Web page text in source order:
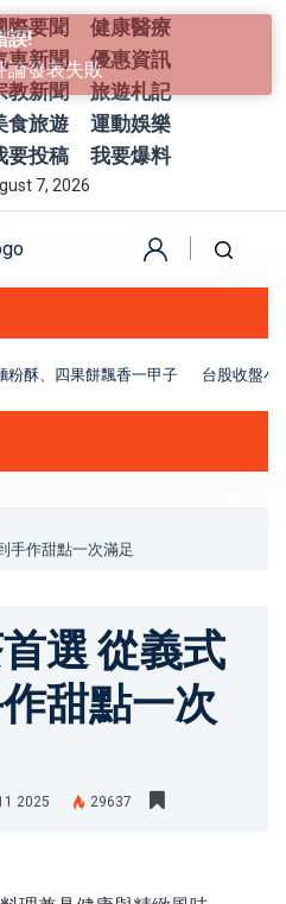
際要聞
健康醫療
車新聞
優惠資訊
教新聞
旅遊札記
食旅遊
運動娛樂
要投稿 我要爆料
7, 2026
酥、四果餅飄香一甲子 台股收盤小
手作甜點一次滿足
選 從義式
甜點一次
2025 29637